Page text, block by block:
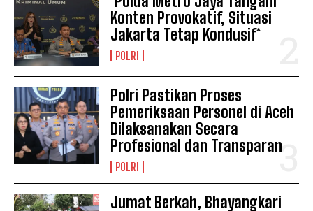
Konten Provokatif, Situasi
Jakarta Tetap Kondusif*
POLRI
Polri Pastikan Proses
Pemeriksaan Personel di Aceh
Dilaksanakan Secara
Profesional dan Transparan
POLRI
Jumat Berkah, Bhayangkari